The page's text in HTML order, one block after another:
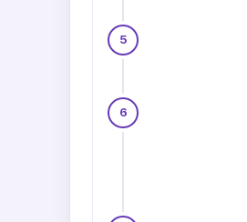
5
6